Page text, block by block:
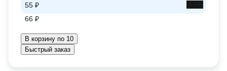
55 ₽
66 ₽
В корзину по 10
Быстрый заказ